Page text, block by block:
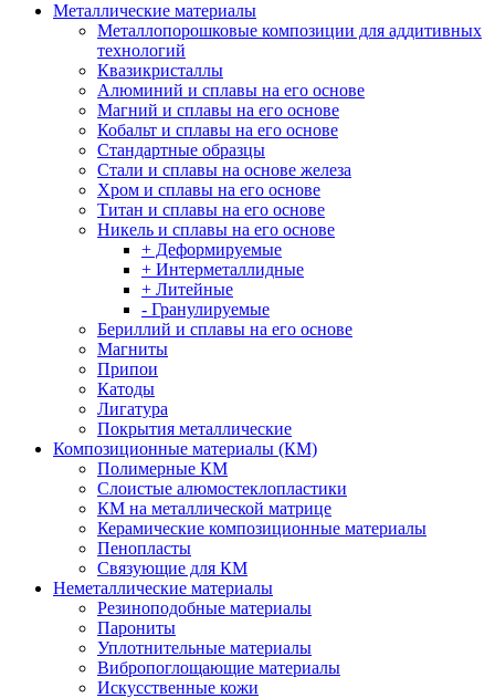
Металлические материалы
Металлопорошковые композиции для аддитивных
технологий
Квазикристаллы
Алюминий и сплавы на его основе
Магний и сплавы на его основе
Кобальт и сплавы на его основе
Стандартные образцы
Стали и сплавы на основе железа
Хром и сплавы на его основе
Титан и сплавы на его основе
Никель и сплавы на его основе
+ Деформируемые
+ Интерметаллидные
+ Литейные
- Гранулируемые
Бериллий и сплавы на его основе
Магниты
Припои
Катоды
Лигатура
Покрытия металлические
Композиционные материалы (КМ)
Полимерные КМ
Слоистые алюмостеклопластики
КМ на металлической матрице
Керамические композиционные материалы
Пенопласты
Связующие для КМ
Неметаллические материалы
Резиноподобные материалы
Парониты
Уплотнительные материалы
Вибропоглощающие материалы
Искусственные кожи